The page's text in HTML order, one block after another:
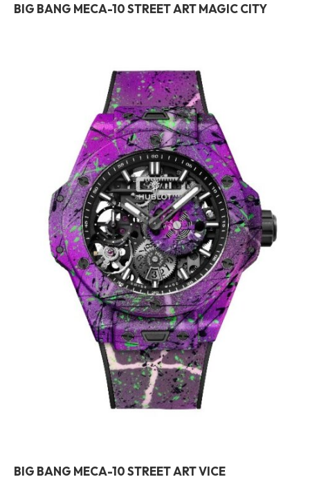
BIG BANG MECA-10 STREET ART MAGIC CITY
BIG BANG MECA-10 STREET ART VICE